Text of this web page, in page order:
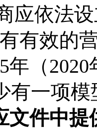
应依法
有效的
5年（2020
有一项
文件中